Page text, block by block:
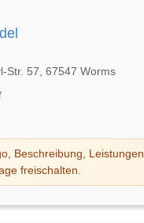
Str. 57, 67547 Worms
Beschreibung, Leistungen,
freischalten.